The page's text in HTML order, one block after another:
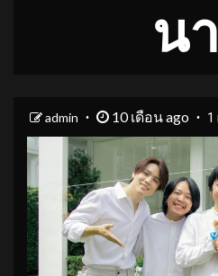
น
admin 10 เดือน ago 1